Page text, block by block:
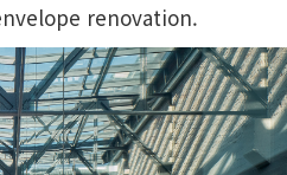
renovation.